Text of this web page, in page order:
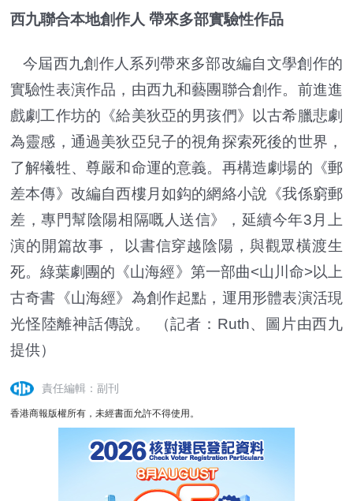
西九聯合本地創作人 帶來多部實驗性作品
今屆西九創作人系列帶來多部改編自文學創作的
實驗性表演作品，由西九和藝團聯合創作。前進進
戲劇工作坊的《給美狄亞的男孩們》以古希臘悲劇
為靈感，通過美狄亞兒子的視角探索死後的世界，
了解犧牲、尊嚴和命運的意義。再構造劇場的《郵
差本傳》改編自西樓月如鈎的網絡小說《我係窮郵
差，專門幫陰陽相隔嘅人送信》，延續今年3月上
演的開篇故事， 以書信穿越陰陽，與觀眾橫渡生
死。綠葉劇團的《山海經》第一部曲<山川命>以上
古奇書《山海經》為創作起點，運用形體表演活現
光怪陸離神話傳說。 （記者：Ruth、圖片由西九
提供）
責任編輯：副刊
香港商報版權所有，未經書面允許不得使用。